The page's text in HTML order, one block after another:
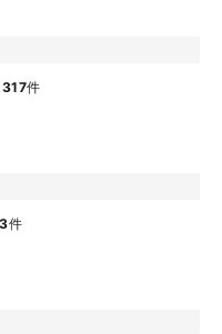
件
件